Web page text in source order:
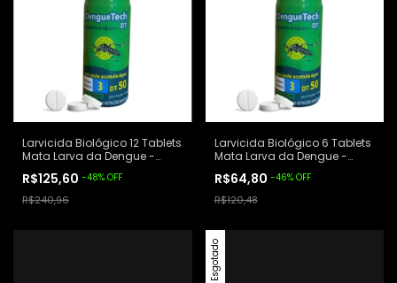
Larvicida Biológico 12 Tablets
Mata Larva da Dengue -
R$125,60 -48% OFF
R$240,96
Larvicida Biológico 6 Tablets
Mata Larva da Dengue -
R$64,80 -46% OFF
R$120,48
Esgotado